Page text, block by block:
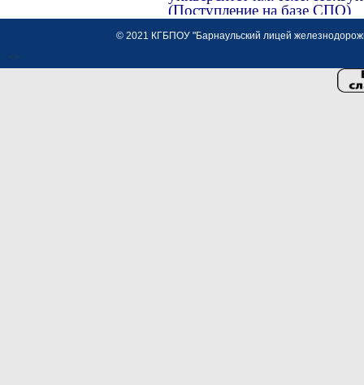
(Поступление на базе СПО)
© 2021 КГБПОУ "Барнаульский лицей
<>